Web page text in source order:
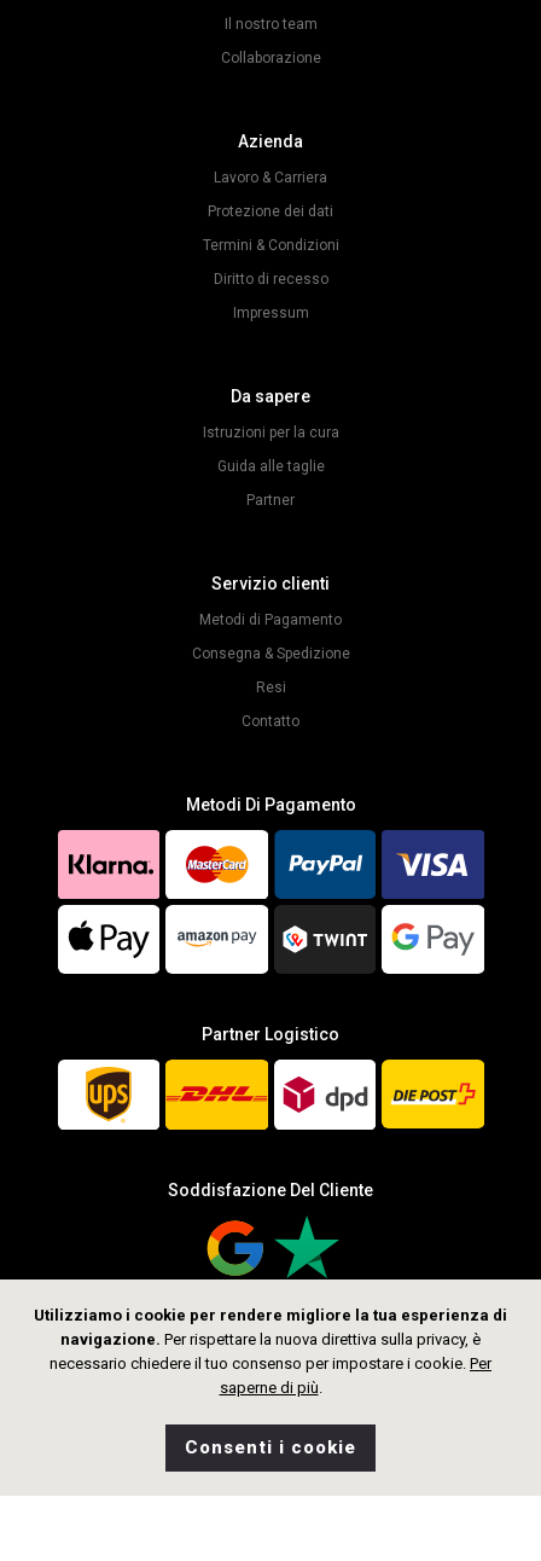
Utilizziamo i cookie per rendere migliore la tua esperienza di
navigazione. Per rispettare la nuova direttiva sulla privacy, è
necessario chiedere il tuo consenso per impostare i cookie. Per
saperne di più.
Consenti i cookie
Il nostro team
Collaborazione
Azienda
Lavoro & Carriera
Protezione dei dati
Termini & Condizioni
Diritto di recesso
Impressum
Da sapere
Istruzioni per la cura
Guida alle taglie
Partner
Servizio clienti
Metodi di Pagamento
Consegna & Spedizione
Resi
Contatto
Metodi Di Pagamento
Partner Logistico
Soddisfazione Del Cliente
CHF 329.00Ricerca Negozio Desideri